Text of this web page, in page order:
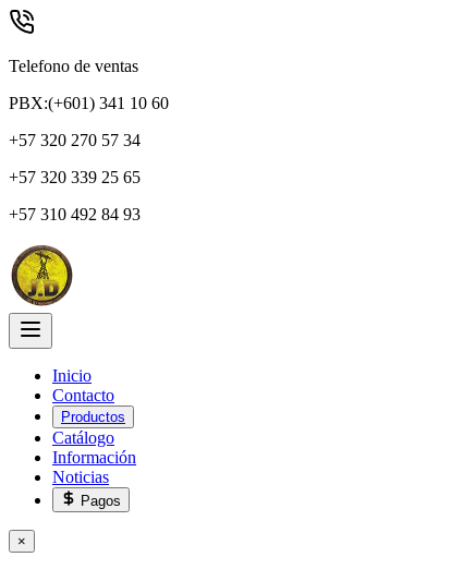
Telefono de ventas
PBX:(+601) 341 10 60
+57 320 270 57 34
+57 320 339 25 65
+57 310 492 84 93
Inicio
Contacto
Productos
Catálogo
Información
Noticias
Pagos
×